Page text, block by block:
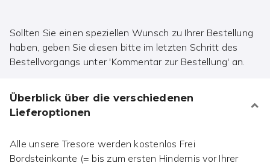
Sollten Sie einen speziellen Wunsch zu Ihrer Bestellung
haben, geben Sie diesen bitte im letzten Schritt des
Bestellvorgangs unter 'Kommentar zur Bestellung' an.
Überblick über die verschiedenen
Lieferoptionen
Alle unsere Tresore werden kostenlos Frei
Bordsteinkante (= bis zum ersten Hindernis vor Ihrer